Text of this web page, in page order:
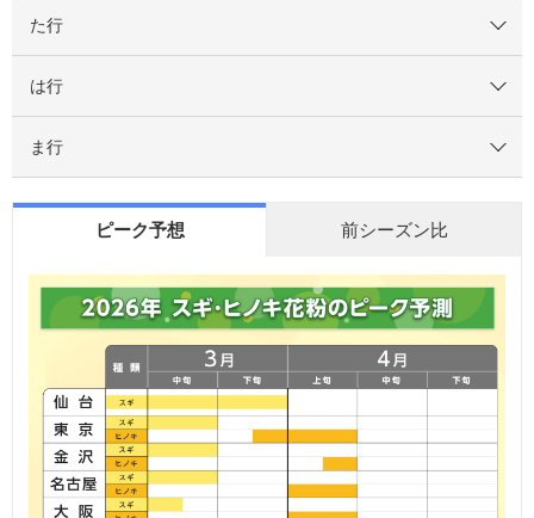
た行
は行
ま行
ピーク予想 前シーズン比